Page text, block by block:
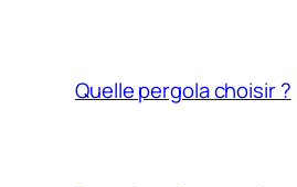
Quelle pergola choisir ?